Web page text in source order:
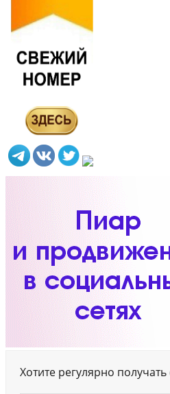
Хотите регулярно